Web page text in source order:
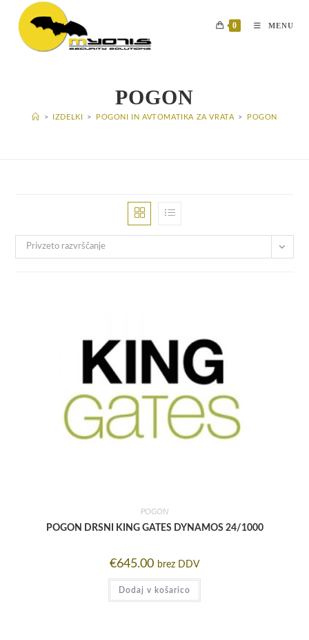
content
0 MENU
POGON
> IZDELKI > POGONI IN AVTOMATIKA ZA VRATA > POGON
Privzeto razvrščanje
POGON
POGON DRSNI KING GATES DYNAMOS 24/1000
€645.00 brez DDV
Dodaj v košarico